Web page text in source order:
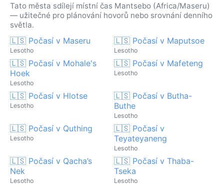
Tato města sdílejí místní čas Mantsebo (Africa/Maseru)
— užitečné pro plánování hovorů nebo srovnání denního
světla.
🇱🇸 Počasí v Maseru
Lesotho
🇱🇸 Počasí v Maputsoe
Lesotho
🇱🇸 Počasí v Mohale's
Hoek
Lesotho
🇱🇸 Počasí v Mafeteng
Lesotho
🇱🇸 Počasí v Hlotse
Lesotho
🇱🇸 Počasí v Butha-
Buthe
Lesotho
🇱🇸 Počasí v Quthing
Lesotho
🇱🇸 Počasí v
Teyateyaneng
Lesotho
🇱🇸 Počasí v Qacha’s
Nek
Lesotho
🇱🇸 Počasí v Thaba-
Tseka
Lesotho